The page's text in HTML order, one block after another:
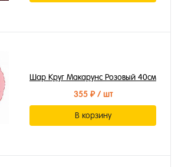
Шар Круг Макарунс Розовый 40см
355 ₽/ шт
В корзину